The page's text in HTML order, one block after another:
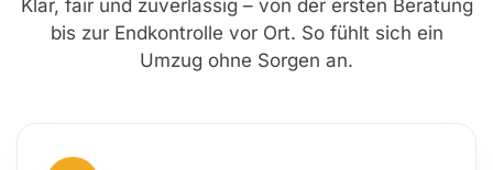
Klar, fair und zuverlässig – von der ersten Beratung
bis zur Endkontrolle vor Ort. So fühlt sich ein
Umzug ohne Sorgen an.